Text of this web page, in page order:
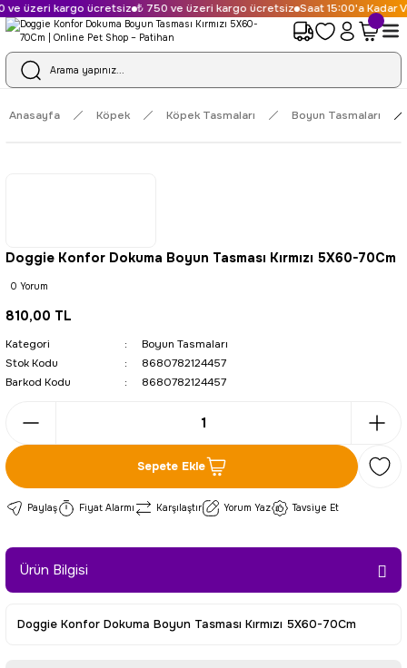
üzeri kargo ücretsiz ₺ 750 ve üzeri kargo ücretsiz Saat 15:00'a Kadar
Anasayfa Köpek Köpek Tasmaları Boyun Tasmaları
Doggie Konfor Dokuma Boyun Tasması Kırmızı 5X60-70Cm
0 Yorum
810,00 TL
Kategori
Boyun Tasmaları
Stok Kodu
8680782124457
Barkod Kodu
8680782124457
Sepete Ekle
Paylaş Fiyat Alarmı Karşılaştır Yorum Yaz Tavsiye Et
Ürün Bilgisi
Doggie Konfor Dokuma Boyun Tasması Kırmızı 5X60-70Cm